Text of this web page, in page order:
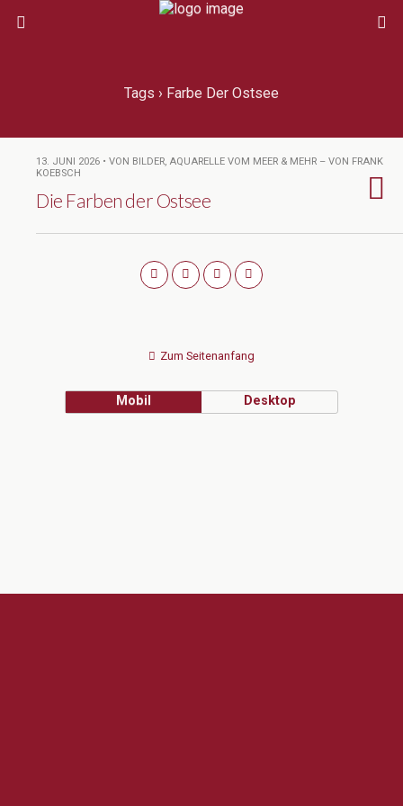
Tags › Farbe Der Ostsee
13. JUNI 2026 • VON BILDER, AQUARELLE VOM MEER & MEHR – VON FRANK
KOEBSCH
Die Farben der Ostsee
Zum Seitenanfang
Mobil Desktop